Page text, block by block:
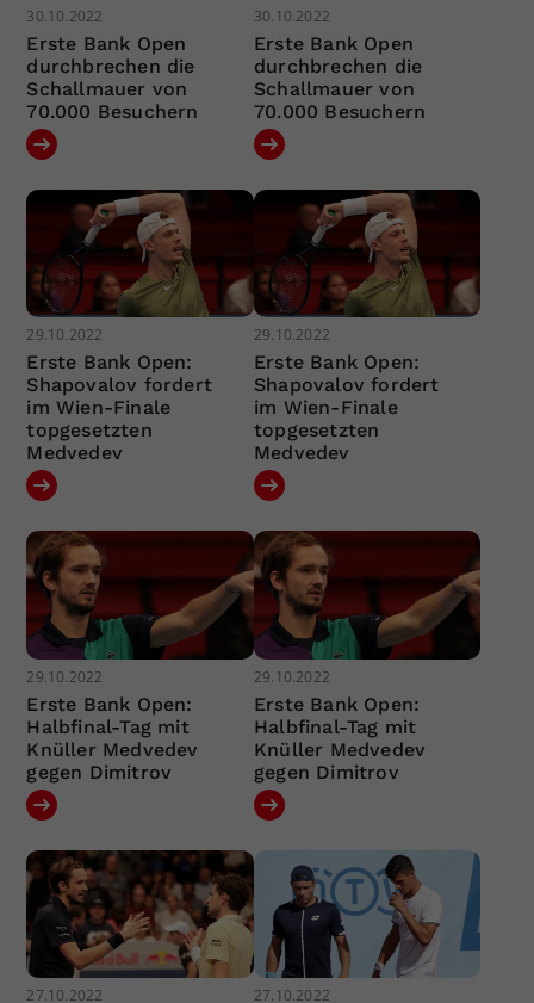
30.10.2022
Erste Bank Open
durchbrechen die
Schallmauer von
70.000 Besuchern
30.10.2022
Erste Bank Open
durchbrechen die
Schallmauer von
70.000 Besuchern
29.10.2022
Erste Bank Open:
Shapovalov fordert
im Wien-Finale
topgesetzten
Medvedev
29.10.2022
Erste Bank Open:
Shapovalov fordert
im Wien-Finale
topgesetzten
Medvedev
29.10.2022
Erste Bank Open:
Halbfinal-Tag mit
Knüller Medvedev
gegen Dimitrov
29.10.2022
Erste Bank Open:
Halbfinal-Tag mit
Knüller Medvedev
gegen Dimitrov
27.10.2022 27.10.2022